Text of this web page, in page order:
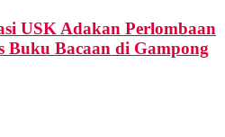
USK Adakan Perlombaan
Buku Bacaan di Gampong